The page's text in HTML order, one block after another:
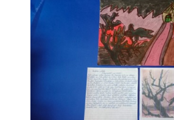
JAK MOTIVOVAT DÍTĚ KE ČTENÍ
REZERVAČNÍ SYSTÉM SPORTOVNÍ HALY